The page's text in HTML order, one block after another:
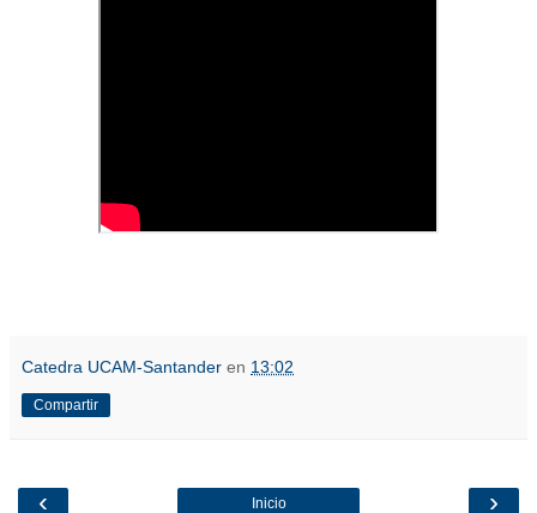
Catedra UCAM-Santander en 13:02
Compartir
‹ ›
Inicio